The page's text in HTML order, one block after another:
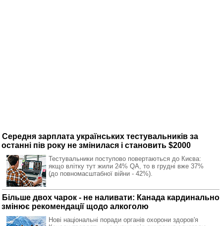
Середня зарплата українських тестувальників за
останні пів року не змінилася і становить $2000
Тестувальники поступово повертаються до Києва:
якщо влітку тут жили 24% QA, то в грудні вже 37%
(до повномасштабної війни - 42%).
Більше двох чарок - не наливати: Канада кардинально
змінює рекомендації щодо алкоголю
Нові національні поради органів охорони здоров'я